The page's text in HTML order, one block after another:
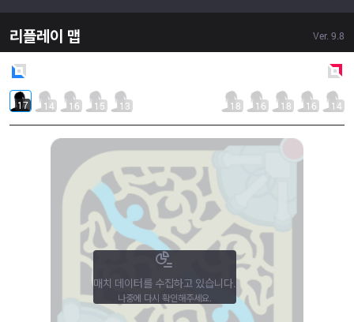
리플레이 맵 Ver. 9.8
17 14 16 15 13 18 16 18 16 14
매치 데이터를 수집하고 있습니다.
나중에 다시 확인해주세요.